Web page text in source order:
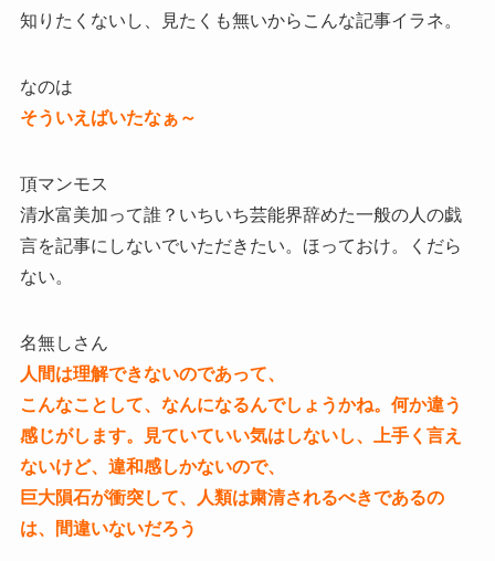
知りたくないし、見たくも無いからこんな記事イラネ。
なのは
そういえばいたなぁ～
頂マンモス
清水富美加って誰？いちいち芸能界辞めた一般の人の戯
言を記事にしないでいただきたい。ほっておけ。くだら
ない。
名無しさん
人間は理解できないのであって、
こんなことして、なんになるんでしょうかね。何か違う
感じがします。見ていていい気はしないし、上手く言え
ないけど、違和感しかないので、
巨大隕石が衝突して、人類は粛清されるべきであるの
は、間違いないだろう